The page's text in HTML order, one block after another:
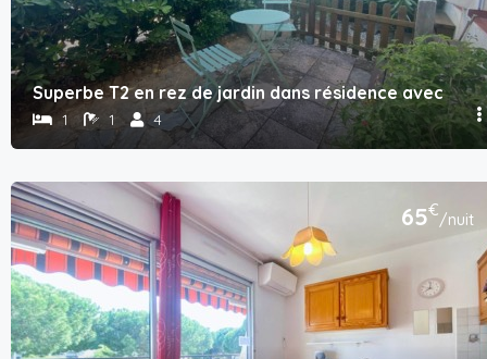
Superbe T2 en rez de jardin dans résidence avec
1 1 4
65€/nuit